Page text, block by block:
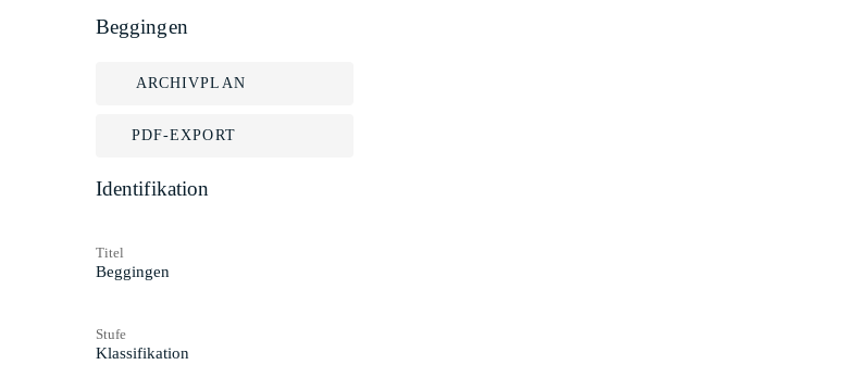
Beggingen
ARCHIVPLAN
PDF-EXPORT
Identifikation
Titel
Beggingen
Stufe
Klassifikation